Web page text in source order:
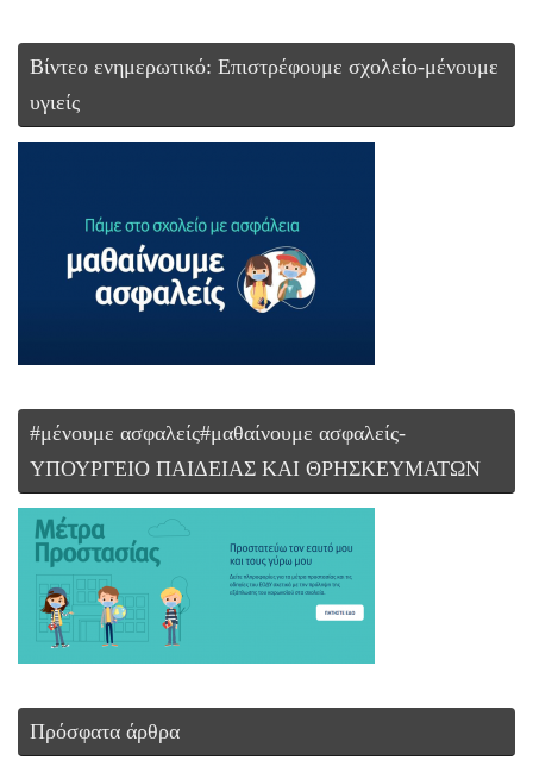
Βίντεο ενημερωτικό: Επιστρέφουμε σχολείο-μένουμε
υγιείς
#μένουμε ασφαλείς#μαθαίνουμε ασφαλείς-
ΥΠΟΥΡΓΕΙΟ ΠΑΙΔΕΙΑΣ ΚΑΙ ΘΡΗΣΚΕΥΜΑΤΩΝ
Πρόσφατα άρθρα